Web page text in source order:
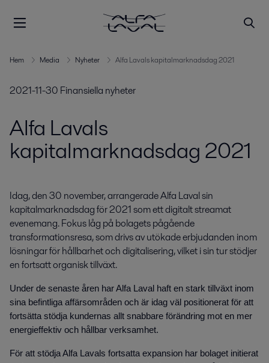
Hem Media Nyheter Alfa Lavals kapitalmarknadsdag 2021
2021-11-30 Finansiella nyheter
Alfa Lavals
kapitalmarknadsdag 2021
Idag, den 30 november, arrangerade Alfa Laval sin
kapitalmarknadsdag för 2021 som ett digitalt streamat
evenemang. Fokus låg på bolagets pågående
transformationsresa, som drivs av utökade erbjudanden inom
lösningar för hållbarhet och digitalisering, vilket i sin tur stödjer
en fortsatt organisk tillväxt.
Under de senaste åren har Alfa Laval haft en stark tillväxt inom
sina befintliga affärsområden och är idag väl positionerat för att
fortsätta stödja kundernas allt snabbare förändring mot en mer
energieffektiv och hållbar verksamhet.
För att stödja Alfa Lavals fortsatta expansion har bolaget initierat